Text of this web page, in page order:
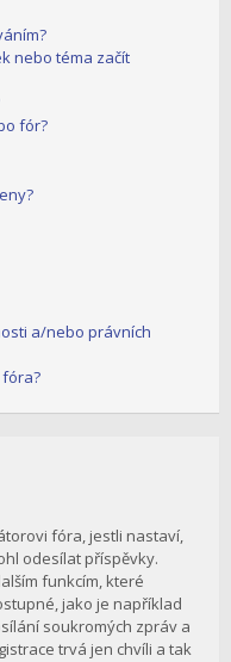
nebo téma začít
fór?
a/nebo právních
fóra, jestli nastaví,
odesílat příspěvky.
funkcím, které
jako je například
soukromých zpráv a
trvá jen chvíli a tak